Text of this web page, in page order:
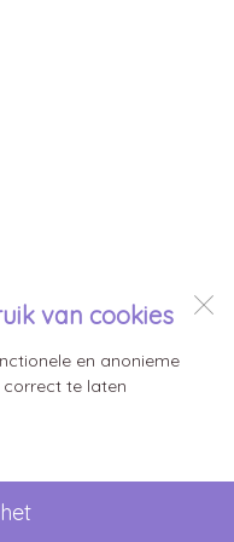
van cookies
en anonieme
te laten